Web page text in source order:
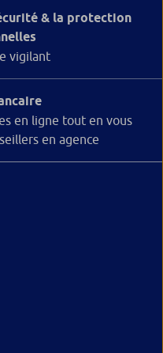
& la protection
vigilant
en ligne tout en vous
en agence